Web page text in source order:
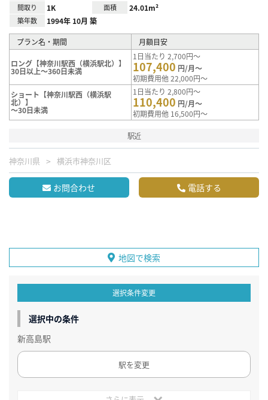
間取り 1K 面積 24.01m²
築年数 1994年 10月 築
プラン名・期間 月額目安
ロング【神奈川駅西（横浜駅北）】
30日以上～360日未満
1日当たり 2,700円～
107,400 円/月～
初期費用他 22,000円～
ショート【神奈川駅西（横浜駅
北）】
～30日未満
1日当たり 2,800円～
110,400 円/月～
初期費用他 16,500円～
駅近
神奈川県 横浜市神奈川区
お問合わせ 電話する
地図で検索
選択条件変更
選択中の条件
新高島駅
駅を変更